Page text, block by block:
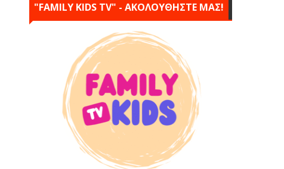
"FAMILY KIDS TV" - ΑΚΟΛΟΥΘΗΣΤΕ ΜΑΣ!